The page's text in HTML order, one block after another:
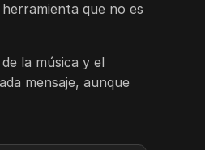
que no es
la música y el
mensaje, aunque